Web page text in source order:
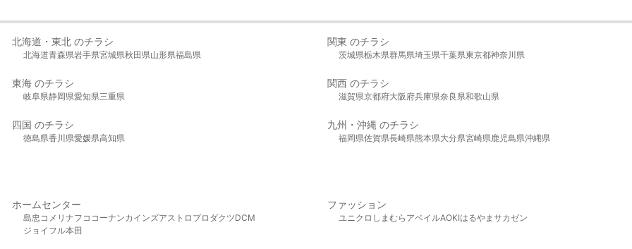
北海道・東北 のチラシ
北海道青森県岩手県宮城県秋田県山形県福島県
関東 のチラシ
茨城県栃木県群馬県埼玉県千葉県東京都神奈川県
東海 のチラシ
岐阜県静岡県愛知県三重県
関西 のチラシ
滋賀県京都府大阪府兵庫県奈良県和歌山県
四国 のチラシ
徳島県香川県愛媛県高知県
九州・沖縄 のチラシ
福岡県佐賀県長崎県熊本県大分県宮崎県鹿児島県沖縄県
ホームセンター
島忠 コメリ ナフコ コーナンカインズアストロプロダクツDCM
ジョイフル本田
ファッション
ユニクロ しまむら アベイルAOKIはるやま サカゼン